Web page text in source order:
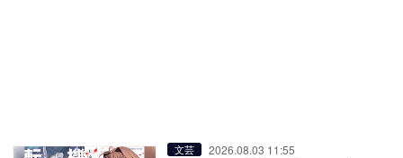
文芸 2026.08.03 11:55